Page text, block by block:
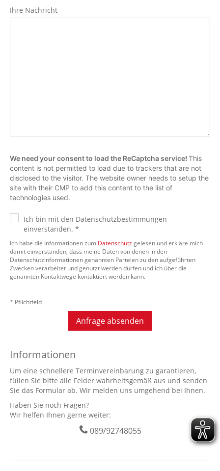
Ihre Nachricht
We need your consent to load the ReCaptcha service! This
content is not permitted to load due to trackers that are not
disclosed to the visitor. The website owner needs to setup the
site with their CMP to add this content to the list of
technologies used.
Ich bin mit den Datenschutzbestimmungen
einverstanden. *
Ich habe die Informationen zum Datenschutzgelesen und erkläre mich
damit einverstanden, dass meine Daten von denen in den
Datenschutzinformationen genannten Parteien zu den aufgeführten
Zwecken verarbeitet und genutzt werden dürfen und ich über die
genannten Kontaktwege kontaktiert werden kann.
* Pflichtfeld
Anfrage absenden
Informationen
Um eine schnellere Terminvereinbarung zu garantieren,
füllen Sie bitte alle Felder wahrheitsgemäß aus und senden
Sie das Formular ab. Wir melden uns umgehend bei Ihnen.
Haben Sie noch Fragen?
Wir helfen Ihnen gerne weiter:
089/92748055